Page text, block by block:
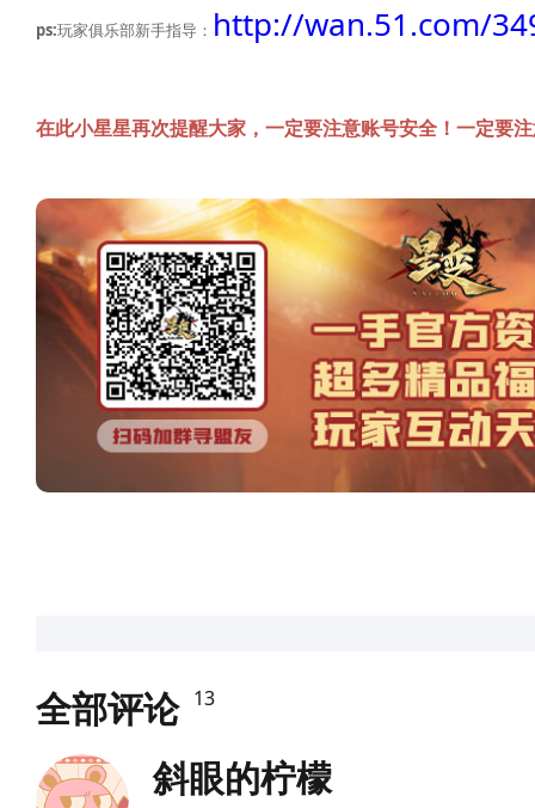
ps:玩家俱乐部新手指导： http://wan.51.com/
在此小星星再次提醒大家，一定要注意账号安全！一定要
全部评论 13
斜眼的柠檬